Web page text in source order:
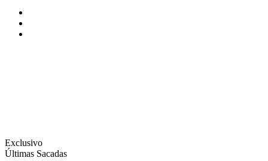
Exclusivo
Últimas Sacadas